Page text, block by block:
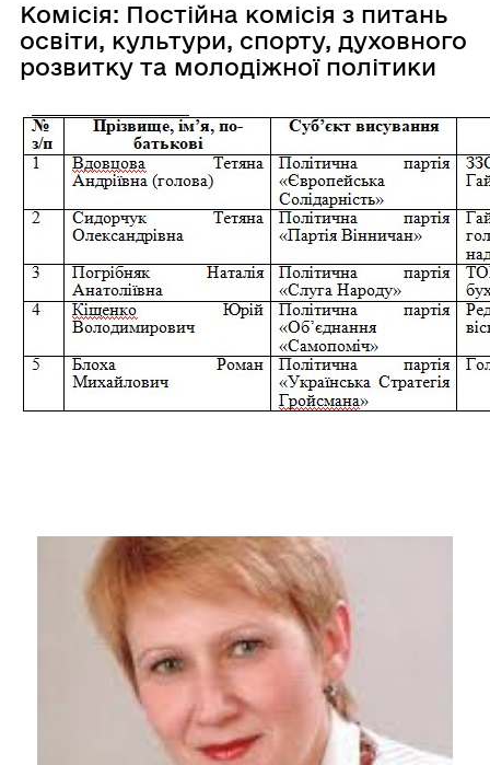
Комісія: Постійна комісія з питань
освіти, культури, спорту, духовного
розвитку та молодіжної політики